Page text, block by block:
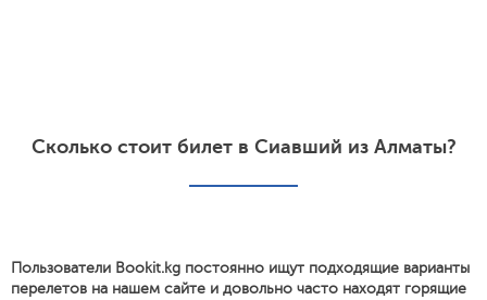
Сколько стоит билет в Сиавший из Алматы?
Пользователи Bookit.kg постоянно ищут подходящие варианты
перелетов на нашем сайте и довольно часто находят горящие